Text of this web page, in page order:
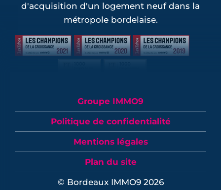
d'acquisition d'un logement neuf dans la
métropole bordelaise.
Groupe IMMO9
Politique de confidentialité
Mentions légales
Plan du site
© Bordeaux IMMO9 2026